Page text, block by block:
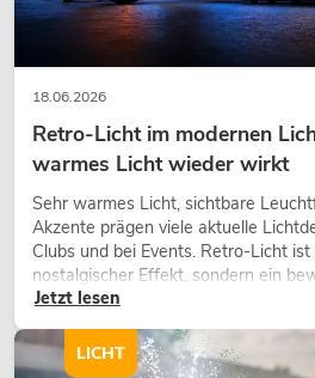
18.06.2026
Retro-Licht im modernen
warmes Licht wieder wirkt
Sehr warmes Licht, sichtbare
Akzente prägen viele aktuelle
Clubs und bei Events. Retro-Licht
nostalgischer Effekt, sondern ein
Gestaltungsmittel: Es schafft
wirken lassen.
Jetzt lesen
LICHT